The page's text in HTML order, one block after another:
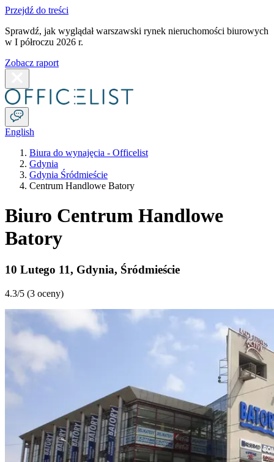
Przejdź do treści
Sprawdź, jak wyglądał warszawski rynek nieruchomości biurowych
w I półroczu 2026 r.
Zobacz raport
English
Biura do wynajęcia - Officelist
Gdynia
Gdynia Śródmieście
Centrum Handlowe Batory
Biuro Centrum Handlowe
Batory
10 Lutego 11, Gdynia, Śródmieście
4.3/5 (3 oceny)